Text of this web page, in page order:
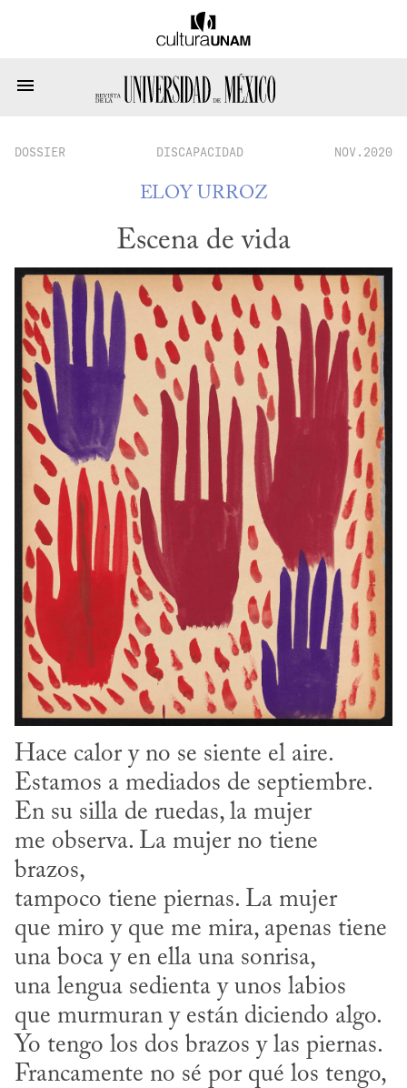
DOSSIER DISCAPACIDAD NOV.2020
ELOY URROZ
Escena de vida
Hace calor y no se siente el aire.
Estamos a mediados de septiembre.
En su silla de ruedas, la mujer
me observa. La mujer no tiene
brazos,
tampoco tiene piernas. La mujer
que miro y que me mira, apenas tiene
una boca y en ella una sonrisa,
una lengua sedienta y unos labios
que murmuran y están diciendo algo.
Yo tengo los dos brazos y las piernas.
Francamente no sé por qué los tengo,